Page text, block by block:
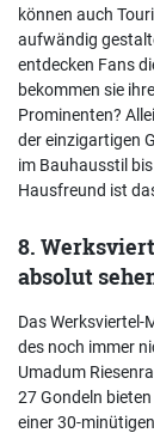
können auch
aufwändig
entdecken Fans
bekommen sie
Prominenten?
der einzigartigen
im Bauhausstil
Hausfreund ist
8.
absolut
Das
des noch immer
Umadum
27 Gondeln
einer 30-